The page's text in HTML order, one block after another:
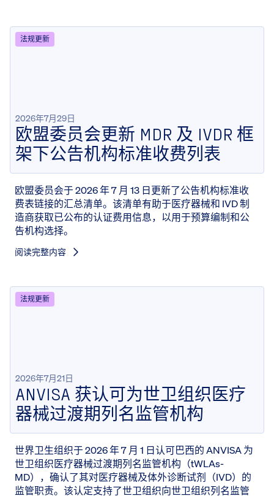
法规更新
2026年7月29日
欧盟委员会更新 MDR 及 IVDR 框
架下公告机构标准收费列表
欧盟委员会于 2026 年 7 月 13 日更新了公告机构标准收
费表链接的汇总清单。该清单有助于医疗器械和 IVD 制
造商获取已公布的认证费用信息，以用于预算编制和公
告机构选择。
阅读完整内容
法规更新
2026年7月21日
ANVISA 获认可为世卫组织医疗
器械过渡期列名监管机构
世界卫生组织于 2026 年 7 月 1 日认可巴西的 ANVISA 为
世卫组织医疗器械过渡期列名监管机构（tWLAs-
MD），确认了其对医疗器械及体外诊断试剂（IVD）的
监管职责。该认定支持了世卫组织向世卫组织列名监管